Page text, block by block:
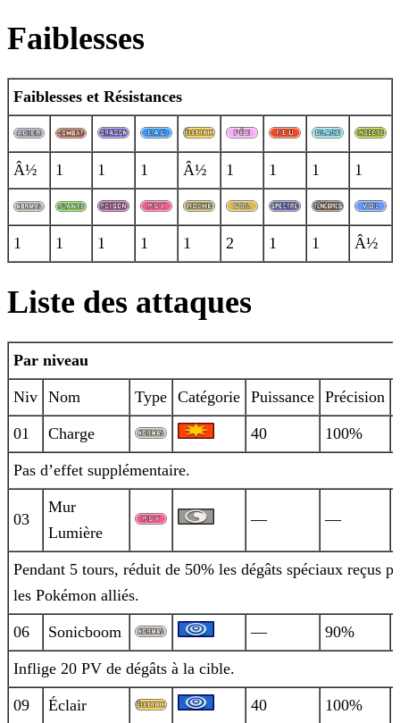
Faiblesses
Faiblesses et Résistances
Â½ 1 1 1 Â½ 1 1 1 1
1 1 1 1 1 2 1 1 Â½
Liste des attaques
Par niveau
Niv Nom Type Catégorie Puissance Précision
01 Charge 40 100%
Pas d’effet supplémentaire.
03
Mur
Lumière
— —
Pendant 5 tours, réduit de 50% les dégâts spéciaux reçus
les Pokémon alliés.
06 Sonicboom — 90%
Inflige 20 PV de dégâts à la cible.
09 Éclair 40 100%